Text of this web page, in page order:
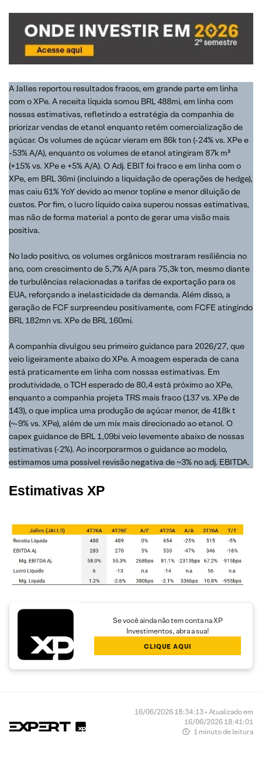
A Jalles reportou resultados fracos, em grande parte em linha
com o XPe. A receita líquida somou BRL 488mi, em linha com
nossas estimativas, refletindo a estratégia da companhia de
priorizar vendas de etanol enquanto retém comercialização de
açúcar. Os volumes de açúcar vieram em 86k ton (-24% vs. XPe e
-53% A/A), enquanto os volumes de etanol atingiram 87k m³
(+15% vs. XPe e +5% A/A). O Adj. EBIT foi fraco e em linha com o
XPe, em BRL 36mi (incluindo a liquidação de operações de hedge),
mas caiu 61% YoY devido ao menor topline e menor diluição de
custos. Por fim, o lucro líquido caixa superou nossas estimativas,
mas não de forma material a ponto de gerar uma visão mais
positiva.
No lado positivo, os volumes orgânicos mostraram resiliência no
ano, com crescimento de 5,7% A/A para 75,3k ton, mesmo diante
de turbulências relacionadas a tarifas de exportação para os
EUA, reforçando a inelasticidade da demanda. Além disso, a
geração de FCF surpreendeu positivamente, com FCFE atingindo
BRL 182mn vs. XPe de BRL 160mi.
A companhia divulgou seu primeiro guidance para 2026/27, que
veio ligeiramente abaixo do XPe. A moagem esperada de cana
está praticamente em linha com nossas estimativas. Em
produtividade, o TCH esperado de 80,4 está próximo ao XPe,
enquanto a companhia projeta TRS mais fraco (137 vs. XPe de
143), o que implica uma produção de açúcar menor, de 418k t
(~-9% vs. XPe), além de um mix mais direcionado ao etanol. O
capex guidance de BRL 1,09bi veio levemente abaixo de nossas
estimativas (-2%). Ao incorporarmos o guidance ao modelo,
estimamos uma possível revisão negativa de ~3% no adj. EBITDA.
Estimativas XP
Se você ainda não tem conta na XP
Investimentos, abra a sua!
CLIQUE AQUI
16/06/2026 18:34:13 • Atualizado em
16/06/2026 18:41:01
1 minuto de leitura